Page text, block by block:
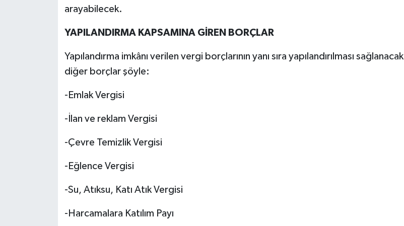
arayabilecek.
YAPILANDIRMA KAPSAMINA GİREN BORÇLAR
Yapılandırma imkânı verilen vergi borçlarının yanı sıra yapılandırılması sağlanacak
diğer borçlar şöyle:
-Emlak Vergisi
-İlan ve reklam Vergisi
-Çevre Temizlik Vergisi
-Eğlence Vergisi
-Su, Atıksu, Katı Atık Vergisi
-Harcamalara Katılım Payı